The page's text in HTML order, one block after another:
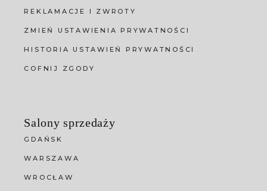
REKLAMACJE I ZWROTY
ZMIEŃ USTAWIENIA PRYWATNOŚCI
HISTORIA USTAWIEŃ PRYWATNOŚCI
COFNIJ ZGODY
Salony sprzedaży
GDAŃSK
WARSZAWA
WROCŁAW